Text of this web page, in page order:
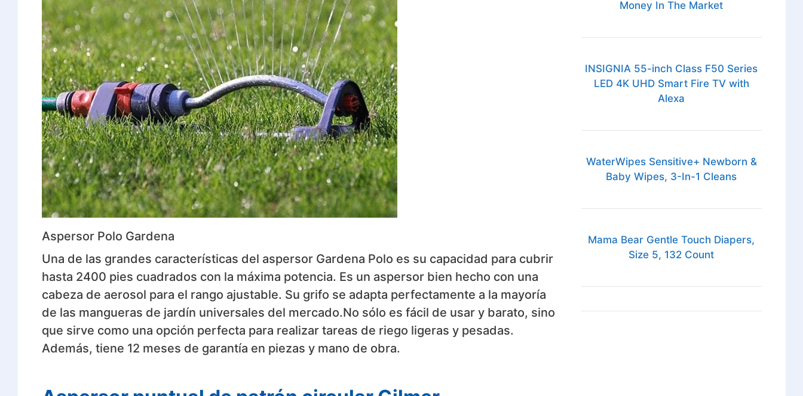
Aspersor Polo Gardena
Una de las grandes características del aspersor Gardena Polo es su capacidad para cubrir
hasta 2400 pies cuadrados con la máxima potencia. Es un aspersor bien hecho con una
cabeza de aerosol para el rango ajustable. Su grifo se adapta perfectamente a la mayoría
de las mangueras de jardín universales del mercado.No sólo es fácil de usar y barato, sino
que sirve como una opción perfecta para realizar tareas de riego ligeras y pesadas.
Además, tiene 12 meses de garantía en piezas y mano de obra.
Money In The Market
INSIGNIA 55-inch Class F50 Series
LED 4K UHD Smart Fire TV with
Alexa
WaterWipes Sensitive+ Newborn &
Baby Wipes, 3-In-1 Cleans
Mama Bear Gentle Touch Diapers,
Size 5, 132 Count